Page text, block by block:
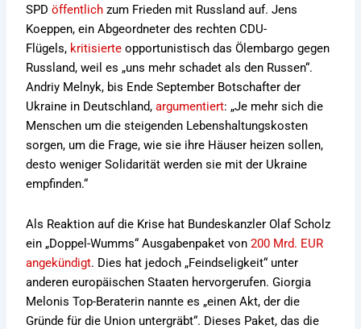
SPDöffentlich zum Frieden mit Russland auf. Jens
Koeppen, ein Abgeordneter des rechten CDU-
Flügels, kritisierte opportunistisch das Ölembargo gegen
Russland, weil es „uns mehr schadet als den Russen“.
Andriy Melnyk, bis Ende September Botschafter der
Ukraine in Deutschland,argumentiert: „Je mehr sich die
Menschen um die steigenden Lebenshaltungskosten
sorgen, um die Frage, wie sie ihre Häuser heizen sollen,
desto weniger Solidarität werden sie mit der Ukraine
empfinden.“
Als Reaktion auf die Krise hat Bundeskanzler Olaf Scholz
ein „Doppel-Wumms“ Ausgabenpaket von200 Mrd. EUR
angekündigt. Dies hat jedoch „Feindseligkeit“ unter
anderen europäischen Staaten hervorgerufen. Giorgia
Melonis Top-Beraterin nannte es „einen Akt, der die
Gründe für die Union untergräbt“. Dieses Paket, das die